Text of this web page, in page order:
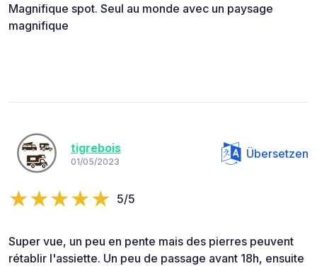
Magnifique spot. Seul au monde avec un paysage
magnifique
tigrebois
01/05/2023
Übersetzen
5/5
Super vue, un peu en pente mais des pierres peuvent
rétablir l'assiette. Un peu de passage avant 18h, ensuite